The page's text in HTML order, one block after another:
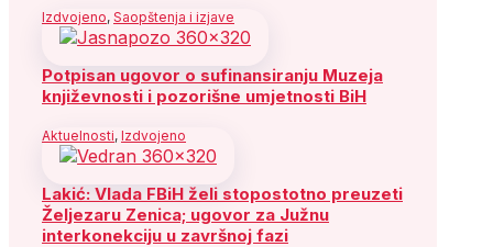
Izdvojeno, Saopštenja i izjave
Potpisan ugovor o sufinansiranju Muzeja
književnosti i pozorišne umjetnosti BiH
Aktuelnosti, Izdvojeno
Lakić: Vlada FBiH želi stopostotno preuzeti
Željezaru Zenica; ugovor za Južnu
interkonekciju u završnoj fazi